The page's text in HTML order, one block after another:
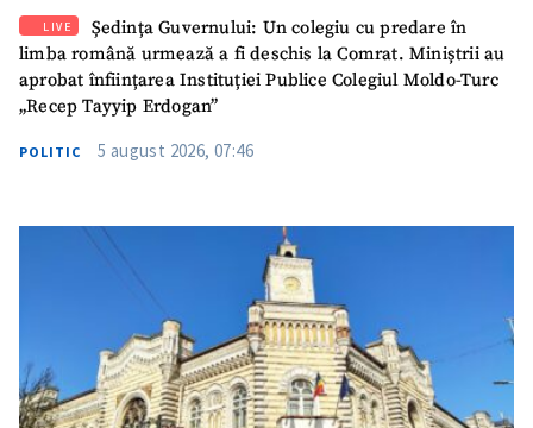
LIVE
Ședința Guvernului: Un colegiu cu predare în
limba română urmează a fi deschis la Comrat. Miniștrii au
aprobat înființarea Instituției Publice Colegiul Moldo-Turc
„Recep Tayyip Erdogan”
POLITIC 5 august 2026, 07:46